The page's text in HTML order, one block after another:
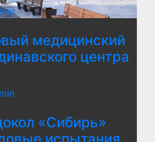
медицинский
центра
«Сибирь»